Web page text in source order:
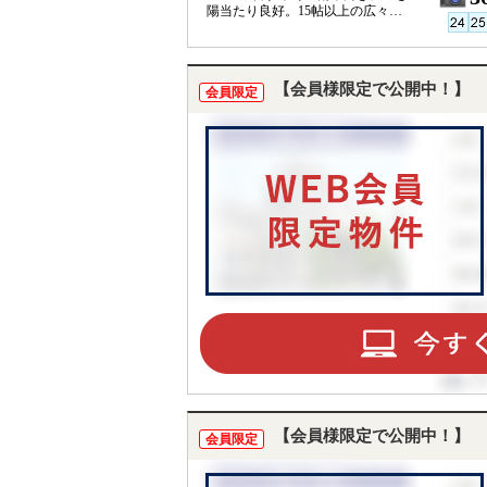
陽当たり良好。15帖以上の広々と
ン。
会員限定 【会員様限定で公開中！】
会員限定 【会員様限定で公開中！】